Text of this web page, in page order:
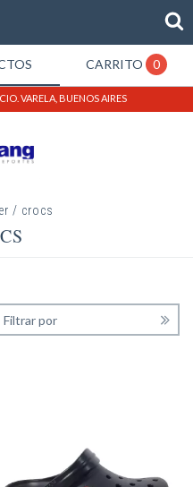
CARRITO 0
VARELA, BUENOS AIRES
/ crocs
Filtrar por